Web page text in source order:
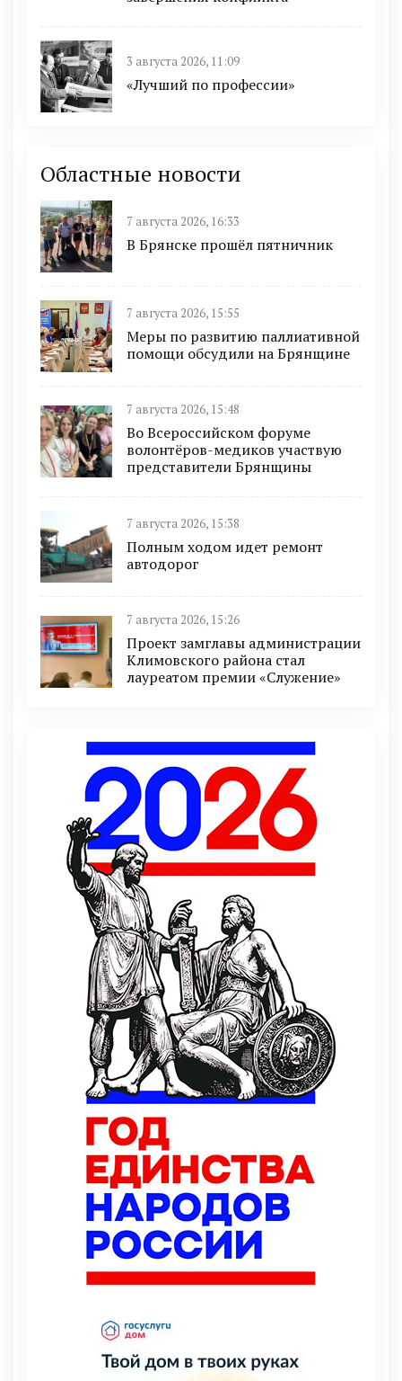
3 августа 2026, 11:09
«Лучший по профессии»
Областные новости
7 августа 2026, 16:33
В Брянске прошёл пятничник
7 августа 2026, 15:55
Меры по развитию паллиативной
помощи обсудили на Брянщине
7 августа 2026, 15:48
Во Всероссийском форуме
волонтёров-медиков участвую
представители Брянщины
7 августа 2026, 15:38
Полным ходом идет ремонт
автодорог
7 августа 2026, 15:26
Проект замглавы администрации
Климовского района стал
лауреатом премии «Служение»